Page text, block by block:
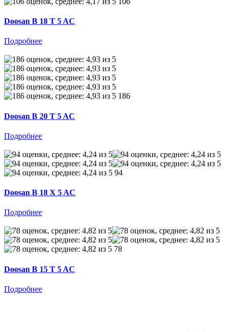
Doosan B 18 T 5 AC
Подробнее
186
Doosan B 20 T 5 AC
Подробнее
94
Doosan B 18 X 5 AC
Подробнее
78
Doosan B 15 T 5 AC
Подробнее